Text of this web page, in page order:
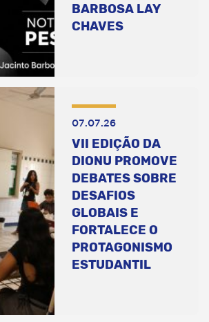
BARBOSA LAY
CHAVES
07.07.26
VII EDIÇÃO DA
DIONU PROMOVE
DEBATES SOBRE
DESAFIOS
GLOBAIS E
FORTALECE O
PROTAGONISMO
ESTUDANTIL